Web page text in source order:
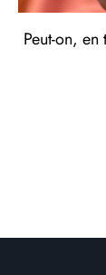
Peut-on,